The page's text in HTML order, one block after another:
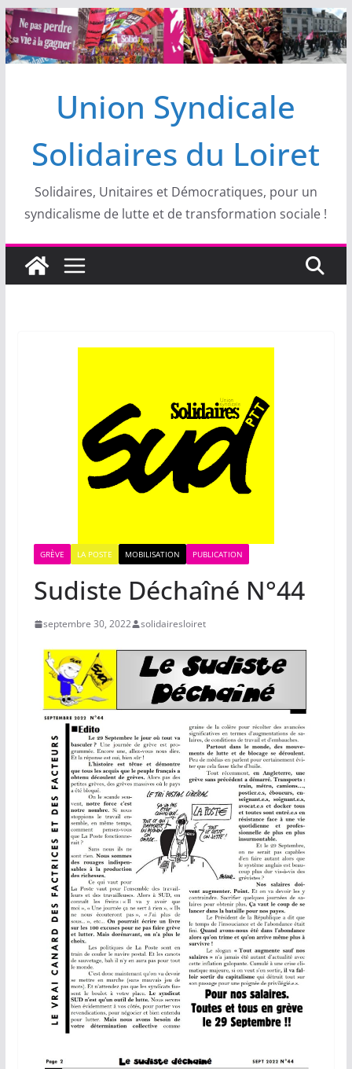
Passer
au
contenu
Union Syndicale
Solidaires du Loiret
Solidaires, Unitaires et Démocratiques, pour un
syndicalisme de lutte et de transformation sociale !
GRÈVE LA POSTE MOBILISATION PUBLICATION
Sudiste Déchaîné N°44
septembre 30, 2022 solidairesloiret